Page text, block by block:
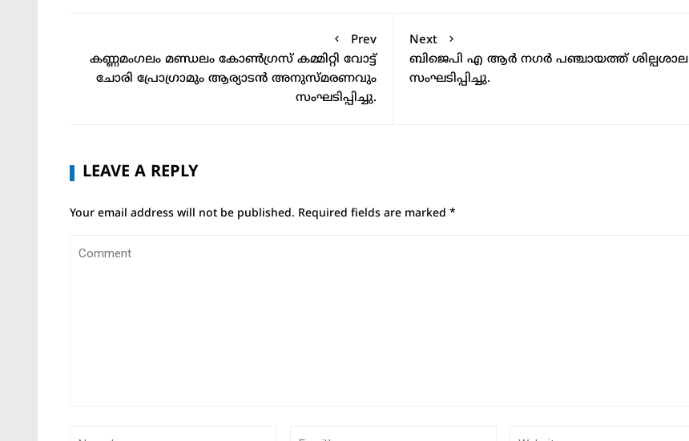
Prev
കണ്ണമംഗലം മണ്ഡലം കോൺഗ്രസ് കമ്മിറ്റി വോട്ട്
ചോരി പ്രോഗ്രാമും ആര്യാടൻ അനുസ്മരണവും
സംഘടിപ്പിച്ചു.
Next
ബിജെപി എ ആർ നഗർ പഞ്ചായത്ത് ശില്പശാല
സംഘടിപ്പിച്ചു.
LEAVE A REPLY
Your email address will not be published. Required fields are marked *